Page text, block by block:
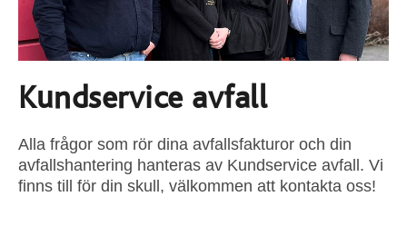
Kundservice avfall
Alla frågor som rör dina avfallsfakturor och din
avfallshantering hanteras av Kundservice avfall. Vi
finns till för din skull, välkommen att kontakta oss!